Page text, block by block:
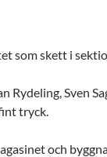
som skett i
Rydeling, Sven
tryck.
och